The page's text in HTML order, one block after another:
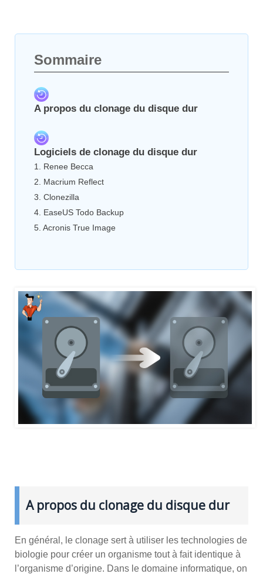
Sommaire
A propos du clonage du disque dur
Logiciels de clonage du disque dur
1. Renee Becca
2. Macrium Reflect
3. Clonezilla
4. EaseUS Todo Backup
5. Acronis True Image
A propos du clonage du disque dur
En général, le clonage sert à utiliser les technologies de
biologie pour créer un organisme tout à fait identique à
l’organisme d’origine. Dans le domaine informatique, on